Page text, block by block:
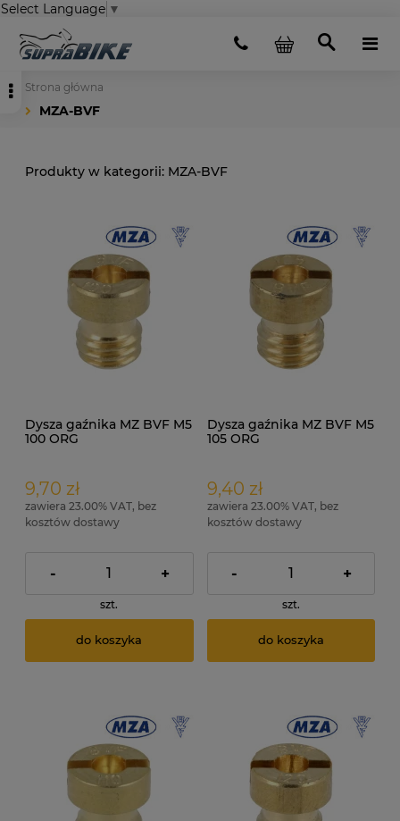
Select Language ▼
Strona główna
MZA-BVF
MZA-BVF
Dysza gaźnika MZ BVF M5
100 ORG
9,70 zł
zawiera 23.00% VAT, bez
kosztów dostawy
- +
szt.
do koszyka
Dysza gaźnika MZ BVF M5
105 ORG
9,40 zł
zawiera 23.00% VAT, bez
kosztów dostawy
- +
szt.
do koszyka